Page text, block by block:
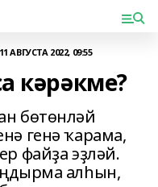
11 АВГУСТА 2022, 09:55
кәрәкме?
бөтөнләй
генә ҡарама,
файҙа эҙләй.
алһын,